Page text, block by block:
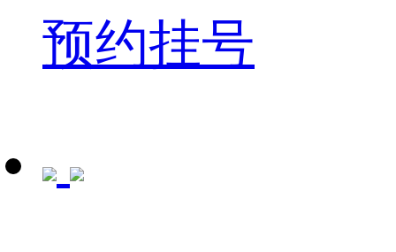
预约挂号